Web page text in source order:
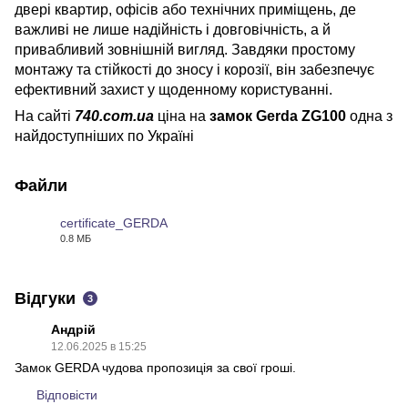
двері квартир, офісів або технічних приміщень, де
важливі не лише надійність і довговічність, а й
привабливий зовнішній вигляд. Завдяки простому
монтажу та стійкості до зносу і корозії, він забезпечує
ефективний захист у щоденному користуванні.
На сайті 740.com.ua ціна на замок Gerda ZG100 одна з
найдоступніших по Україні
Файли
certificate_GERDA
0.8 МБ
Відгуки 3
Андрій
12.06.2025 в 15:25
Замок GERDA чудова пропозиція за свої гроші.
Відповісти